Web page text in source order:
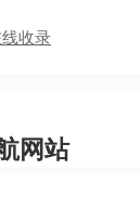
收录
网站